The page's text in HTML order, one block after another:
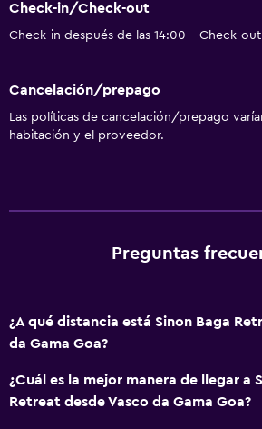
Check-in/Check-out
Check-in después de las 14:00 - Check-out
Cancelación/prepago
Las políticas de cancelación/prepago
habitación y el proveedor.
Preguntas
¿A qué distancia está Sinon Baga
da Gama Goa?
¿Cuál es la mejor manera de llegar a
Retreat desde Vasco da Gama Goa?